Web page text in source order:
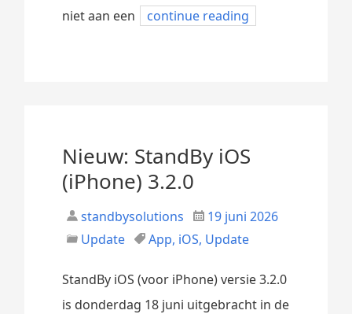
niet aan een
continue reading
Nieuw: StandBy iOS
(iPhone) 3.2.0
standbysolutions
19 juni 2026
Update
App, iOS, Update
StandBy iOS (voor iPhone) versie 3.2.0
is donderdag 18 juni uitgebracht in de